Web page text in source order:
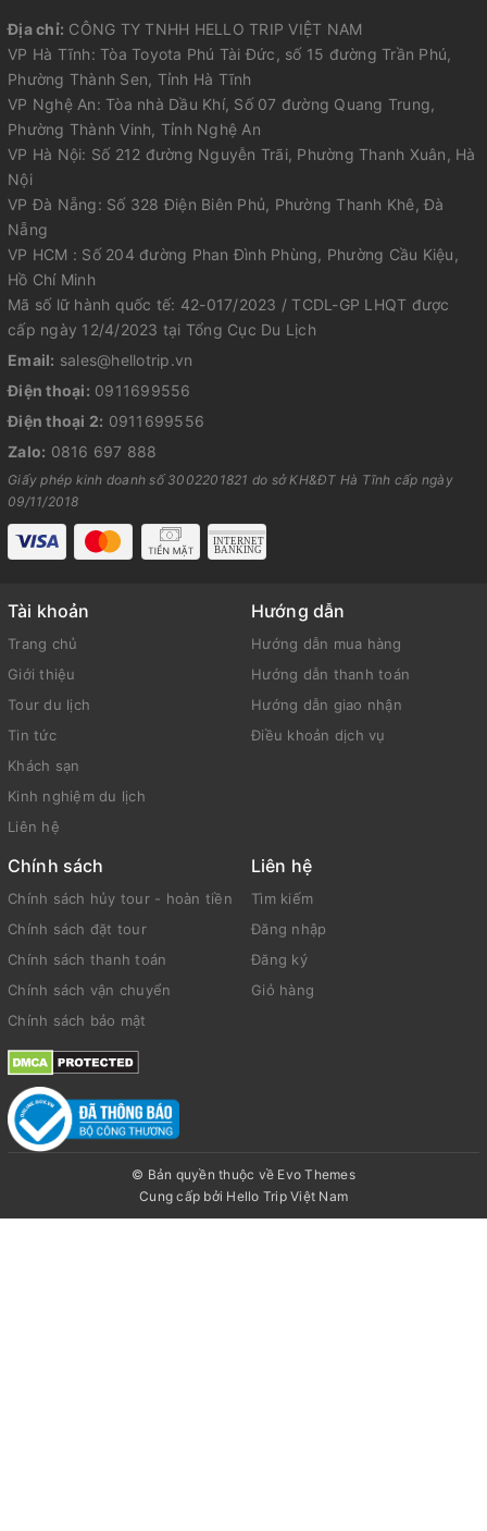
Địa chỉ: CÔNG TY TNHH HELLO TRIP VIỆT NAM
VP Hà Tĩnh: Tòa Toyota Phú Tài Đức, số 15 đường Trần Phú,
Phường Thành Sen, Tỉnh Hà Tĩnh
VP Nghệ An: Tòa nhà Dầu Khí, Số 07 đường Quang Trung,
Phường Thành Vinh, Tỉnh Nghệ An
VP Hà Nội: Số 212 đường Nguyễn Trãi, Phường Thanh Xuân, Hà
Nội
VP Đà Nẵng: Số 328 Điện Biên Phủ, Phường Thanh Khê, Đà
Nẵng
VP HCM : Số 204 đường Phan Đình Phùng, Phường Cầu Kiệu,
Hồ Chí Minh
Mã số lữ hành quốc tế: 42-017/2023 / TCDL-GP LHQT được
cấp ngày 12/4/2023 tại Tổng Cục Du Lịch
Email: sales@hellotrip.vn
Điện thoại: 0911699556
Điện thoại 2: 0911699556
Zalo: 0816 697 888
Giấy phép kinh doanh số 3002201821 do sở KH&ĐT Hà Tĩnh cấp ngày
09/11/2018
Tài khoản
Trang chủ
Giới thiệu
Tour du lịch
Tin tức
Khách sạn
Kinh nghiệm du lịch
Liên hệ
Hướng dẫn
Hướng dẫn mua hàng
Hướng dẫn thanh toán
Hướng dẫn giao nhận
Điều khoản dịch vụ
Chính sách
Chính sách hủy tour - hoàn tiền
Chính sách đặt tour
Chính sách thanh toán
Chính sách vận chuyển
Chính sách bảo mật
Liên hệ
Tìm kiếm
Đăng nhập
Đăng ký
Giỏ hàng
© Bản quyền thuộc về Evo Themes
Cung cấp bởi Hello Trip Việt Nam